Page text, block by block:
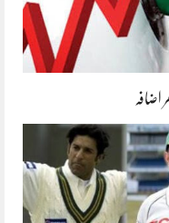
اضافہ